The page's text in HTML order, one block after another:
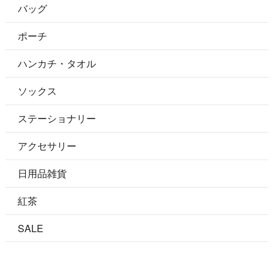
バッグ
ポーチ
ハンカチ・タオル
ソックス
ステーショナリー
アクセサリー
日用品雑貨
紅茶
SALE